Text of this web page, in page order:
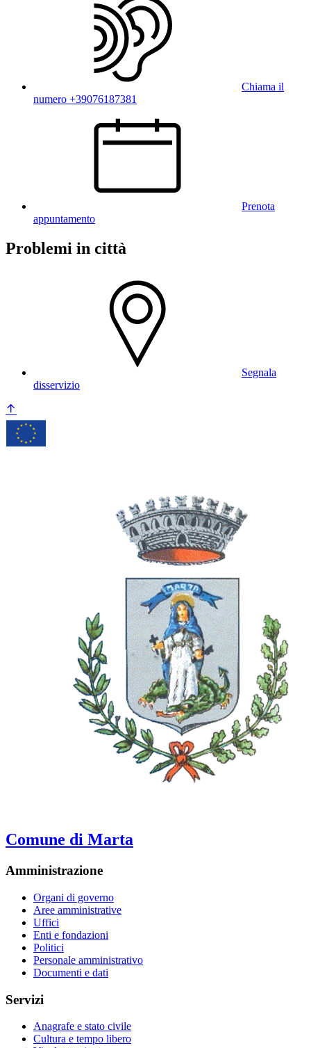
Chiama il
numero +39076187381
Prenota
appuntamento
Problemi in città
Segnala
disservizio
Comune di Marta
Amministrazione
Organi di governo
Aree amministrative
Uffici
Enti e fondazioni
Politici
Personale amministrativo
Documenti e dati
Servizi
Anagrafe e stato civile
Cultura e tempo libero